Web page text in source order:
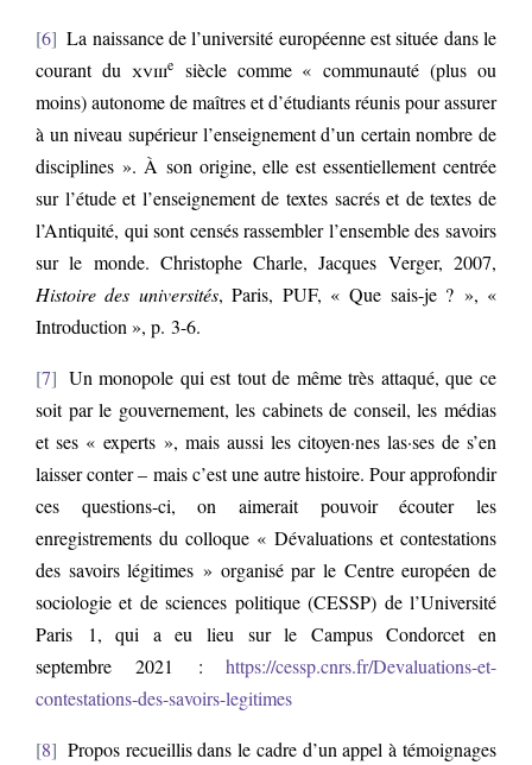
6
La naissance de l’université européenne est située dans le
courant du xviiiesiècle comme « communauté (plus ou
moins) autonome de maîtres et d’étudiants réunis pour assurer
à un niveau supérieur l’enseignement d’un certain nombre de
disciplines ». À son origine, elle est essentiellement centrée
sur l’étude et l’enseignement de textes sacrés et de textes de
l’Antiquité, qui sont censés rassembler l’ensemble des savoirs
sur le monde. Christophe Charle, Jacques Verger, 2007,
Histoire des universités, Paris, PUF, « Que sais-je ? », «
Introduction », p. 3-6.
7
Un monopole qui est tout de même très attaqué, que ce
soit par le gouvernement, les cabinets de conseil, les médias
et ses « experts », mais aussi les citoyen·nes las·ses de s’en
laisser conter – mais c’est une autre histoire. Pour approfondir
ces questions-ci, on aimerait pouvoir écouter les
enregistrements du colloque « Dévaluations et contestations
des savoirs légitimes » organisé par le Centre européen de
sociologie et de sciences politique (CESSP) de l’Université
Paris 1, qui a eu lieu sur le Campus Condorcet en
septembre 2021 : https://cessp.cnrs.fr/Devaluations-et-
contestations-des-savoirs-legitimes
8
Propos recueillis dans le cadre d’un appel à témoignages